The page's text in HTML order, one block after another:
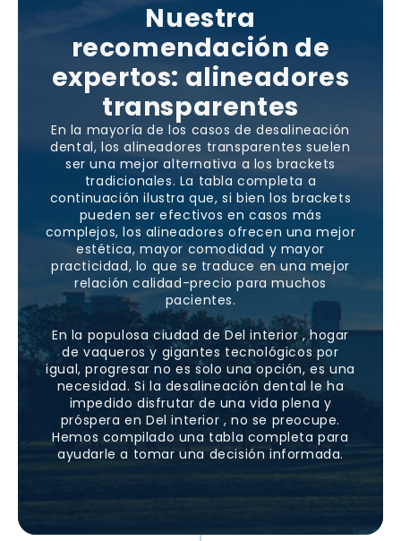
Nuestra
recomendación de
expertos: alineadores
transparentes
En la mayoría de los casos de desalineación
dental, los alineadores transparentes suelen
ser una mejor alternativa a los brackets
tradicionales. La tabla completa a
continuación ilustra que, si bien los brackets
pueden ser efectivos en casos más
complejos, los alineadores ofrecen una mejor
estética, mayor comodidad y mayor
practicidad, lo que se traduce en una mejor
relación calidad-precio para muchos
pacientes.
En la populosa ciudad deDel interior , hogar
de vaqueros y gigantes tecnológicos por
igual, progresar no es solo una opción, es una
necesidad. Si la desalineación dental le ha
impedido disfrutar de una vida plena y
próspera enDel interior , no se preocupe.
Hemos compilado una tabla completa para
ayudarle a tomar una decisión informada.